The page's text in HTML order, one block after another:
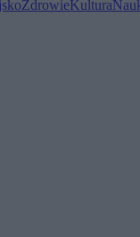
ZdrowieKultura